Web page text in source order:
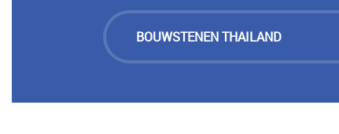
BOUWSTENEN THAILAND